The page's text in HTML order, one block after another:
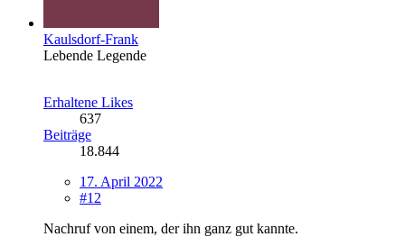
Kaulsdorf-Frank
Lebende Legende
Erhaltene Likes
637
Beiträge
18.844
17. April 2022
#12
Nachruf von einem, der ihn ganz gut kannte.